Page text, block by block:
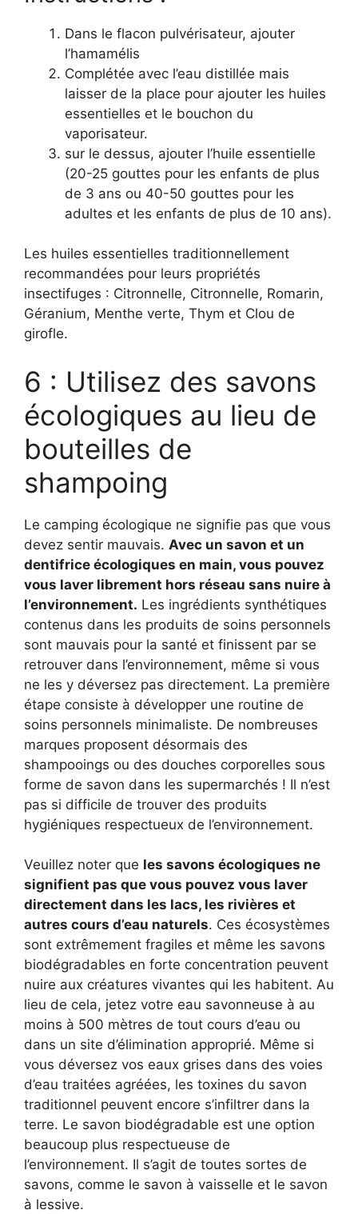
Dans le flacon pulvérisateur, ajouter
l’hamamélis
Complétée avec l’eau distillée mais
laisser de la place pour ajouter les huiles
essentielles et le bouchon du
vaporisateur.
sur le dessus, ajouter l’huile essentielle
(20-25 gouttes pour les enfants de plus
de 3 ans ou 40-50 gouttes pour les
adultes et les enfants de plus de 10 ans).
Les huiles essentielles traditionnellement
recommandées pour leurs propriétés
insectifuges : Citronnelle, Citronnelle, Romarin,
Géranium, Menthe verte, Thym et Clou de
girofle.
6 : Utilisez des savons
écologiques au lieu de
bouteilles de
shampoing
Le camping écologique ne signifie pas que vous
devez sentir mauvais. Avec un savon et un
dentifrice écologiques en main, vous pouvez
vous laver librement hors réseau sans nuire à
l’environnement. Les ingrédients synthétiques
contenus dans les produits de soins personnels
sont mauvais pour la santé et finissent par se
retrouver dans l’environnement, même si vous
ne les y déversez pas directement. La première
étape consiste à développer une routine de
soins personnels minimaliste. De nombreuses
marques proposent désormais des
shampooings ou des douches corporelles sous
forme de savon dans les supermarchés ! Il n’est
pas si difficile de trouver des produits
hygiéniques respectueux de l’environnement.
Veuillez noter que les savons écologiques ne
signifient pas que vous pouvez vous laver
directement dans les lacs, les rivières et
autres cours d’eau naturels. Ces écosystèmes
sont extrêmement fragiles et même les savons
biodégradables en forte concentration peuvent
nuire aux créatures vivantes qui les habitent. Au
lieu de cela, jetez votre eau savonneuse à au
moins à 500 mètres de tout cours d’eau ou
dans un site d’élimination approprié. Même si
vous déversez vos eaux grises dans des voies
d’eau traitées agréées, les toxines du savon
traditionnel peuvent encore s’infiltrer dans la
terre. Le savon biodégradable est une option
beaucoup plus respectueuse de
l’environnement. Il s’agit de toutes sortes de
savons, comme le savon à vaisselle et le savon
à lessive.